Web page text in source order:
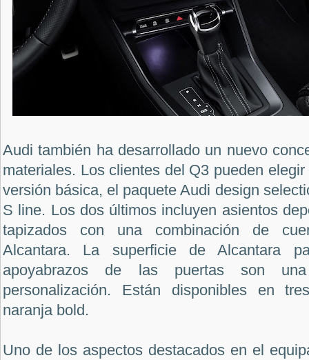
Audi también ha desarrollado un nuevo
materiales. Los clientes del Q3 pueden
versión básica, el paquete Audi design
S line. Los dos últimos incluyen asientos
tapizados con una combinación de
Alcantara. La superficie de Alcantara
apoyabrazos de las puertas son
personalización. Están disponibles en
naranja bold.
Uno de los aspectos destacados en el